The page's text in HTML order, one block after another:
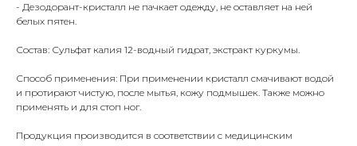
- Дезодорант-кристалл не пачкает одежду, не оставляет на ней
белых пятен.
Состав: Сульфат калия 12-водный гидрат, экстракт куркумы.
Способ применения: При применении кристалл смачивают водой
и протирают чистую, после мытья, кожу подмышек. Также можно
применять и для стоп ног.
Продукция производится в соответствии с медицинским